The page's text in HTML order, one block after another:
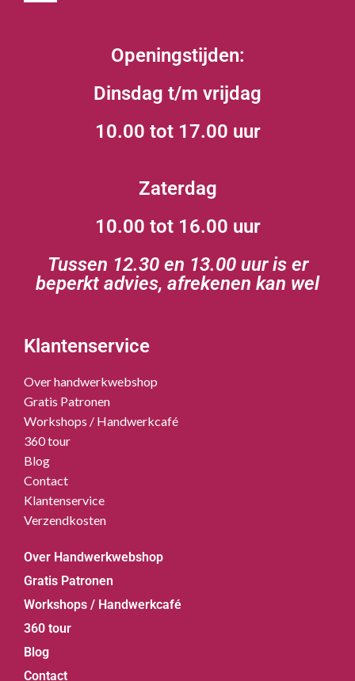
Openingstijden:
Dinsdag t/m vrijdag
10.00 tot 17.00 uur
Zaterdag
10.00 tot 16.00 uur
Tussen 12.30 en 13.00 uur is er
beperkt advies, afrekenen kan wel
Klantenservice
Over handwerkwebshop
Gratis Patronen
Workshops / Handwerkcafé
360 tour
Blog
Contact
Klantenservice
Verzendkosten
Over Handwerkwebshop
Gratis Patronen
Workshops / Handwerkcafé
360 tour
Blog
Contact